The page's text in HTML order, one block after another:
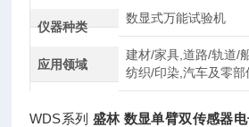
仪器种类
数显式万能试验机
应用领域
建材/家具,道路/轨道/
纺织/印染,汽车及零部
WDS系列 盛林 数显单臂双传感器